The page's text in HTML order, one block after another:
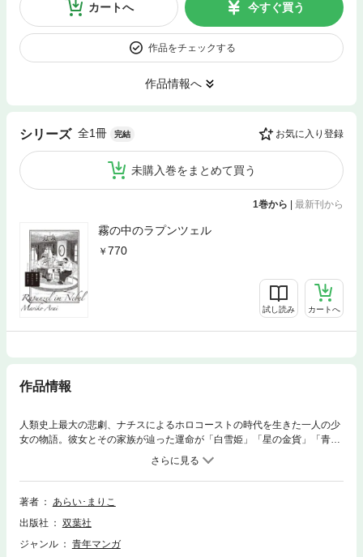
カートへ 今すぐ買う
作品をチェックする
作品情報へ
シリーズ 全1冊 完結 お気に入り登録
未購入巻をまとめて買う
1巻から | 最新刊から
霧の中のラプンツェル
770
試し読み カートへ
作品情報
人類史上最大の悲劇、ナチスによるホロコーストの時代を生きた一人の少
女の物語。彼女とその家族が辿った運命が「白雪姫」「星の金貨」「青ひ
げ」など、グリム童話のエピソードをモチーフに語られていきます。絶望
著者
あらい･まりこ
出版社
双葉社
ジャンル
青年マンガ